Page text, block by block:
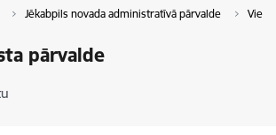
Jēkabpils novada administratīvā pārvalde
pārvalde